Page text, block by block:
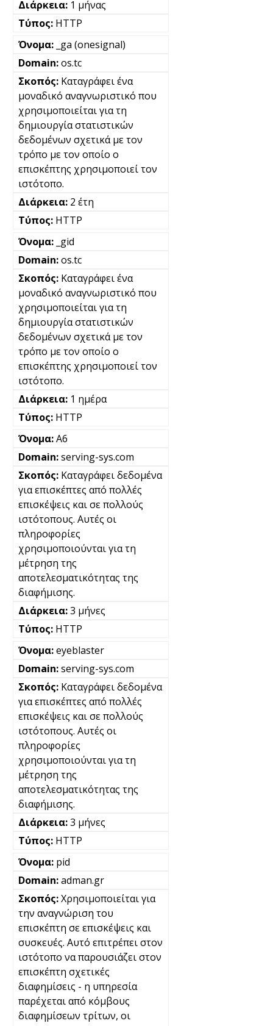
1 μήνας
HTTP
_ga (onesignal)
os.tc
Καταγράφει ένα
μοναδικό αναγνωριστικό που
χρησιμοποιείται για τη
δημιουργία στατιστικών
δεδομένων σχετικά με τον
τρόπο με τον οποίο ο
επισκέπτης χρησιμοποιεί τον
ιστότοπο.
2 έτη
HTTP
_gid
os.tc
Καταγράφει ένα
μοναδικό αναγνωριστικό που
χρησιμοποιείται για τη
δημιουργία στατιστικών
δεδομένων σχετικά με τον
τρόπο με τον οποίο ο
επισκέπτης χρησιμοποιεί τον
ιστότοπο.
1 ημέρα
HTTP
A6
serving-sys.com
Καταγράφει δεδομένα
για επισκέπτες από πολλές
επισκέψεις και σε πολλούς
ιστότοπους. Αυτές οι
πληροφορίες
χρησιμοποιούνται για τη
μέτρηση της
αποτελεσματικότητας της
διαφήμισης.
3 μήνες
HTTP
eyeblaster
serving-sys.com
Καταγράφει δεδομένα
για επισκέπτες από πολλές
επισκέψεις και σε πολλούς
ιστότοπους. Αυτές οι
πληροφορίες
χρησιμοποιούνται για τη
μέτρηση της
αποτελεσματικότητας της
διαφήμισης.
3 μήνες
HTTP
pid
adman.gr
Χρησιμοποιείται για
την αναγνώριση του
επισκέπτη σε επισκέψεις και
συσκευές. Αυτό επιτρέπει στον
ιστότοπο να παρουσιάζει στον
επισκέπτη σχετικές
διαφημίσεις - η υπηρεσία
παρέχεται από κόμβους
διαφημίσεων τρίτων, οι